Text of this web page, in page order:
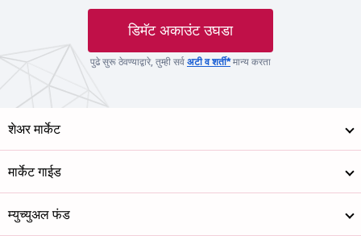
डिमॅट अकाउंट उघडा
पुढे सुरू ठेवण्याद्वारे, तुम्ही सर्व अटी व शर्ती*मान्य करता
शेअर मार्केट
मार्केट गाईड
म्युच्युअल फंड